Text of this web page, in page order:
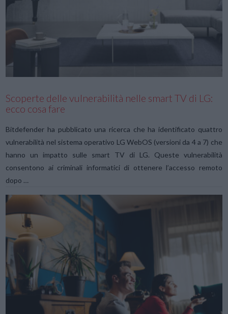
VIEW POST
VIEW POST
Scoperte delle vulnerabilità nelle smart TV di LG:
ecco cosa fare
Bitdefender ha pubblicato una ricerca che ha identificato quattro
vulnerabilità nel sistema operativo LG WebOS (versioni da 4 a 7) che
hanno un impatto sulle smart TV di LG. Queste vulnerabilità
consentono ai criminali informatici di ottenere l’accesso remoto
dopo …